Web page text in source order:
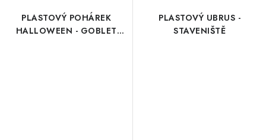
PLASTOVÝ POHÁREK
HALLOWEEN - GOBLET
PLASTOVÝ UBRUS -
STAVENIŠTĚ